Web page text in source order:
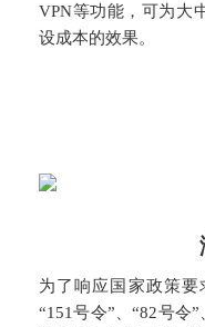
VPN等功能，可为大
设成本的效果。
为了响应国家政策要
“151号令”、“82号令